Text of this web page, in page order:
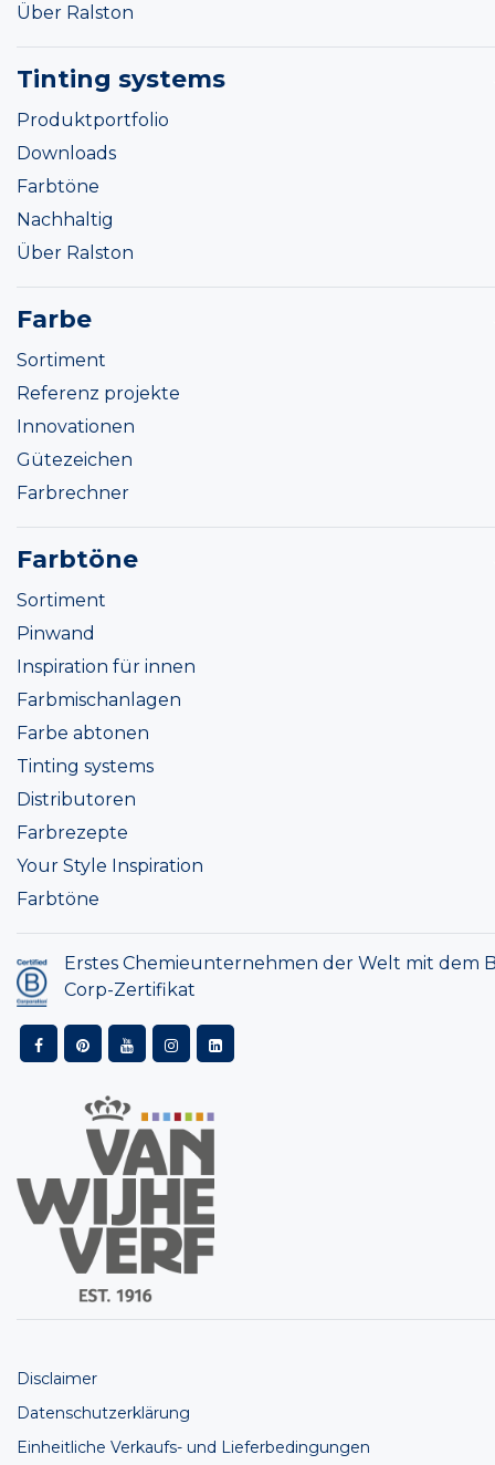
Über Ralston
Tinting systems
Produktportfolio
Downloads
Farbtöne
Nachhaltig
Über Ralston
Farbe
Sortiment
Referenz projekte
Innovationen
Gütezeichen
Farbrechner
Farbtöne
Sortiment
Pinwand
Inspiration für innen
Farbmischanlagen
Farbe abtonen
Tinting systems
Distributoren
Farbrezepte
Your Style Inspiration
Farbtöne
Erstes Chemieunternehmen der Welt mit dem
Corp-Zertifikat
Disclaimer
Datenschutzerklärung
Einheitliche Verkaufs- und Lieferbedingungen